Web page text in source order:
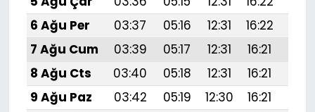
6 Ağu Per
03:37 05:16 12:31 16:22
7 Ağu Cum
03:39 05:17 12:31 16:21
8 Ağu Cts
03:40 05:18 12:31 16:21
9 Ağu Paz
03:42 05:19 12:30 16:21